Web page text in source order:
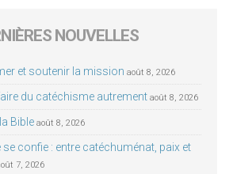
NOUVELLES
et soutenir la mission août 8, 2026
du catéchisme autrement août 8, 2026
Bible août 8, 2026
se confie : entre catéchuménat, paix et
7, 2026